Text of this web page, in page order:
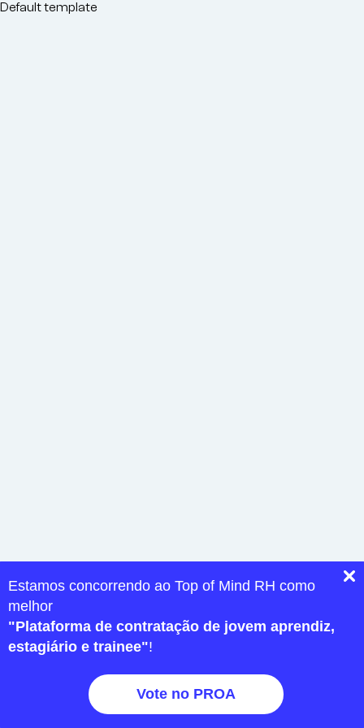
Estamos concorrendo ao Top of Mind RH como
melhor
"Plataforma de contratação de jovem aprendiz,
estagiário e trainee"!
Vote no PROA
o
Default template